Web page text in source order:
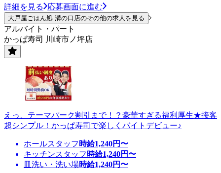
詳細を見る 応募画面に進む
大戸屋ごはん処 溝の口店のその他の求人を見る
アルバイト・パート
かっぱ寿司 川崎市ノ坪店
えっ、テーマパーク割引まで！？豪華すぎる福利厚生★接客
超シンプル！かっぱ寿司で楽しくバイトデビュー♪
ホールスタッフ 時給1,240円〜
キッチンスタッフ 時給1,240円〜
皿洗い・洗い場時給1,240円〜